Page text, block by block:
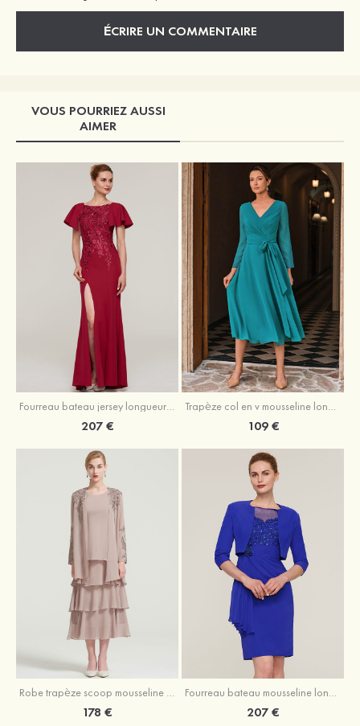
ÉCRIRE UN COMMENTAIRE
VOUS POURRIEZ AUSSI
AIMER
Fourreau bateau jersey longueur ras du sol robe de mère de la mariée avec appliqué fendue
207 €
Trapèze col en v mousseline longueur mollet robe de mère de la mariée avec plissé ceintures
109 €
Robe trapèze scoop mousseline longueur mollet robe de mère de la mariée avec appliqué volants veste
178 €
Fourreau bateau mousseline longueur genou robe de mère de la mariée avec appliqué perle plissé veste
207 €